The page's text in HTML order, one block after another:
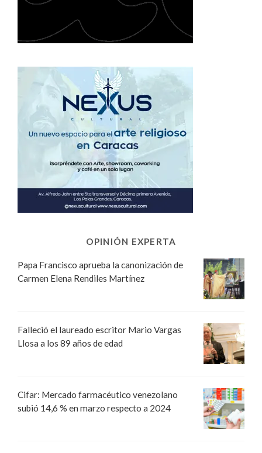
OPINIÓN EXPERTA
Papa Francisco aprueba la canonización de
Carmen Elena Rendiles Martínez
Falleció el laureado escritor Mario Vargas
Llosa a los 89 años de edad
Cifar: Mercado farmacéutico venezolano
subió 14,6 % en marzo respecto a 2024